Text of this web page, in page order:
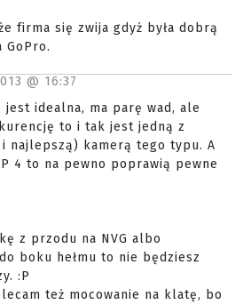
firma się zwija gdyż była dobrą
@ 16:37
jest idealna, ma parę wad, ale
to i tak jest jedną z
najlepszą) kamerą tego typu. A
4 to na pewno poprawią pewne
z przodu na NVG albo
boku hełmu to nie będziesz
:P
też mocowanie na klatę, bo